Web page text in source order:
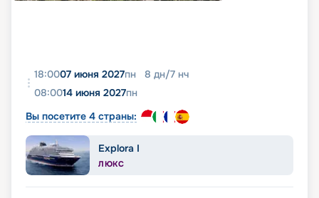
18:0007 июня 2027пн 8 дн/7 нч
08:0014 июня 2027пн
Вы посетите 4 страны:
Explora I
ЛЮКС